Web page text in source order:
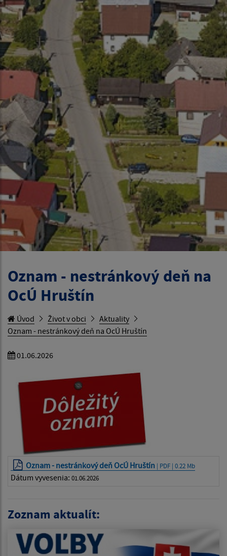
Oznam - nestránkový deň na
OcÚ Hruštín
Úvod Život v obci
Aktuality
Oznam - nestránkový deň na OcÚ Hruštín
01.06.2026
Oznam - nestránkový deň OcÚ Hruštín | PDF | 0.22 Mb
Dátum vyvesenia: 01.06.2026
Zoznam aktualít: